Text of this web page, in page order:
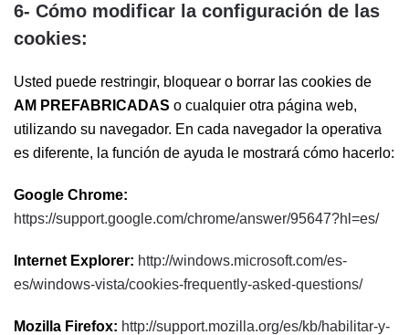
6- Cómo modificar la configuración de las
cookies:
Usted puede restringir, bloquear o borrar las cookies de
AM PREFABRICADAS o cualquier otra página web,
utilizando su navegador. En cada navegador la operativa
es diferente, la función de ayuda le mostrará cómo hacerlo:
Google Chrome:
https://support.google.com/chrome/answer/95647?hl=es/
Internet Explorer: http://windows.microsoft.com/es-
es/windows-vista/cookies-frequently-asked-questions/
Mozilla Firefox: http://support.mozilla.org/es/kb/habilitar-y-